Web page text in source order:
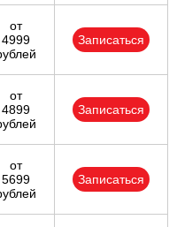
от
4999
Записаться
от
4899
Записаться
от
5699
Записаться